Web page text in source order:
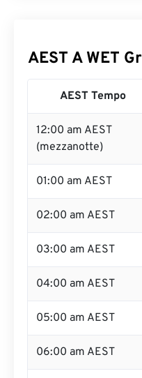
AEST A WET
AEST Tempo
12:00 am AEST
(mezzanotte)
01:00 am AEST
02:00 am AEST
03:00 am AEST
04:00 am AEST
05:00 am AEST
06:00 am AEST